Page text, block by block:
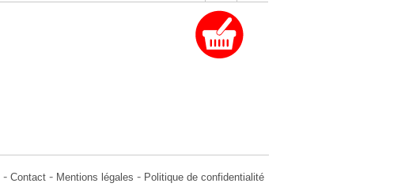
- Contact - Mentions légales - Politique de confidentialité